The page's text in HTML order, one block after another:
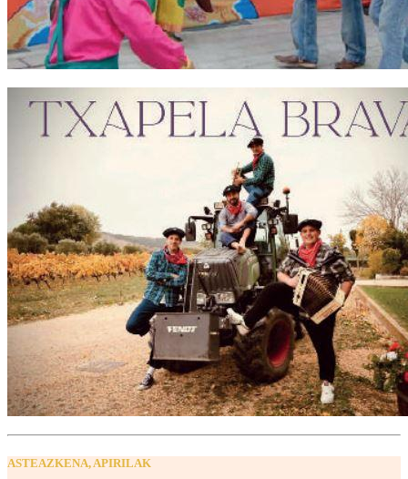
ASTEAZKENA, APIRILAK